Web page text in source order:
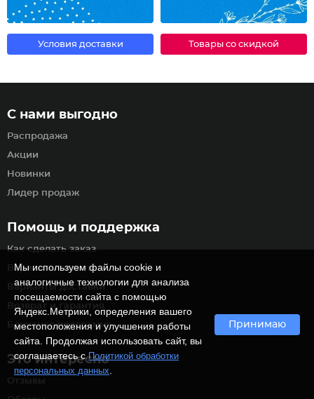
Условия доставки Товары со скидкой
Помощь и поддержка
Как сделать заказ
Варианты оплаты
Варианты доставки
Возврат и гарантия
Бонусная программа
С нами выгодно
Распродажа
Акции
Новинки
Лидер продаж
Это интересно
Отзывы
Мы используем файлы cookie и
аналогичные технологии для анализа
посещаемости сайта с помощью
Яндекс.Метрики, определения вашего
местоположения и улучшения работы
сайта. Продолжая использовать сайт, вы
соглашаетесь сПолитикой обработки
персональных данных
Принимаю